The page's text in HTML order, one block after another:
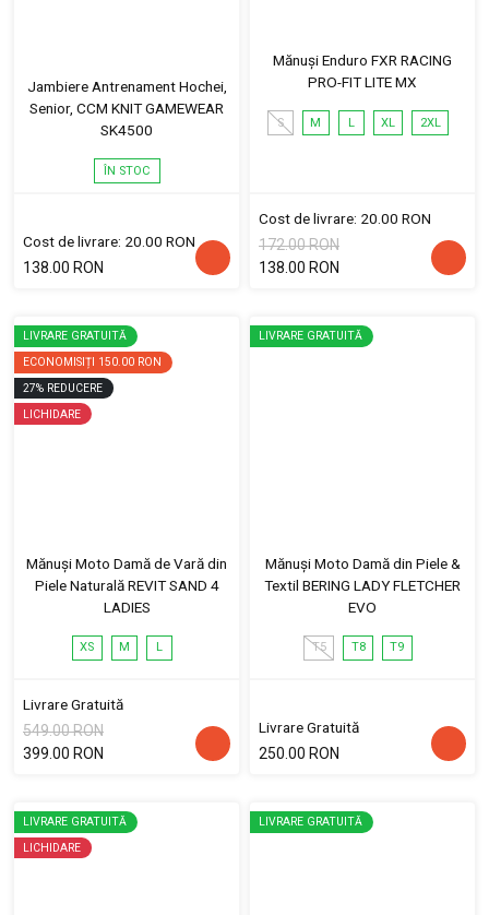
Jambiere Antrenament Hochei,
Senior, CCM KNIT GAMEWEAR
SK4500
ÎN STOC
Cost de livrare: 20.00 RON
138.00 RON
Mănuși Enduro FXR RACING
PRO-FIT LITE MX
S M L XL 2XL
Cost de livrare: 20.00 RON
172.00 RON
138.00 RON
LIVRARE GRATUITĂ
ECONOMISIȚI 150.00 RON
27% REDUCERE
LICHIDARE
Mănuși Moto Damă de Vară din
Piele Naturală REVIT SAND 4
LADIES
XS M L
Livrare Gratuită
549.00 RON
399.00 RON
LIVRARE GRATUITĂ
Mănuși Moto Damă din Piele &
Textil BERING LADY FLETCHER
EVO
T5 T8 T9
Livrare Gratuită
250.00 RON
LIVRARE GRATUITĂ
LICHIDARE
LIVRARE GRATUITĂ